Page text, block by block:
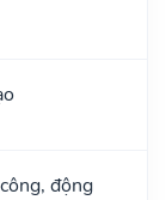
động